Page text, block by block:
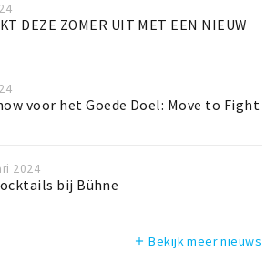
DEZE ZOMER UIT MET EEN NIEUW
voor het Goede Doel: Move to Fight
2024
bij Bühne
add Bekijk meer nieuws